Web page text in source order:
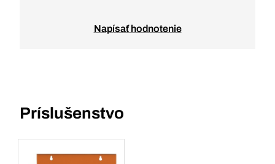
Napísať hodnotenie
Príslušenstvo